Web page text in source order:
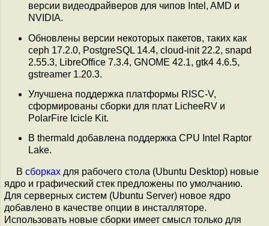
версии видеодрайверов для чипов Intel, AMD и
NVIDIA.
Обновлены версии некоторых пакетов, таких как
ceph 17.2.0, PostgreSQL 14.4, cloud-init 22.2, snapd
2.55.3, LibreOffice 7.3.4, GNOME 42.1, gtk4 4.6.5,
gstreamer 1.20.3.
Улучшена поддержка платформы RISC-V,
сформированы сборки для плат LicheeRV и
PolarFire Icicle Kit.
В thermald добавлена поддержка CPU Intel Raptor
Lake.
В сборках для рабочего стола (Ubuntu Desktop) новые
ядро и графический стек предложены по умолчанию.
Для серверных систем (Ubuntu Server) новое ядро
добавлено в качестве опции в инсталляторе.
Использовать новые сборки имеет смысл только для